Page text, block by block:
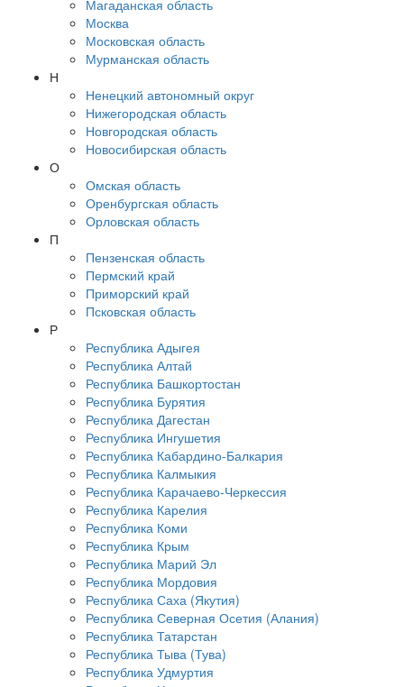
Магаданская область
Москва
Московская область
Мурманская область
Н
Ненецкий автономный округ
Нижегородская область
Новгородская область
Новосибирская область
О
Омская область
Оренбургская область
Орловская область
П
Пензенская область
Пермский край
Приморский край
Псковская область
Р
Республика Адыгея
Республика Алтай
Республика Башкортостан
Республика Бурятия
Республика Дагестан
Республика Ингушетия
Республика Кабардино-Балкария
Республика Калмыкия
Республика Карачаево-Черкессия
Республика Карелия
Республика Коми
Республика Крым
Республика Марий Эл
Республика Мордовия
Республика Саха (Якутия)
Республика Северная Осетия (Алания)
Республика Татарстан
Республика Тыва (Тува)
Республика Удмуртия